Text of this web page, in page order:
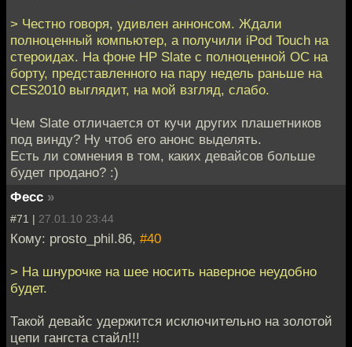
> Честно говоря, удивлен аннонсом. Ждали
полноценный компьютер, а получили iPod Touch на
стероидах. На фоне HP Slate с полноценной ОС на
борту, представленного на пару недель раньше на
CES2010 выглядит, на мой взгляд, слабо.
Чем Slate отличается от кучи других плашетников
под винду? Ну чтоб его анонс выделять.
Есть ли сомнения в том, каких девайсов больше
будет продано? :)
Фесс »
#71 | 27.01.10 23:44
Кому: prosto_phil.86, #40
> На шнурочке на шее носить наверное неудобно
будет.
Такой девайс удержится исключительно на золотой
цепи гангста стайл!!!